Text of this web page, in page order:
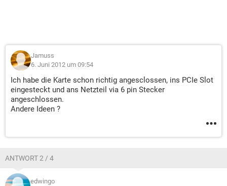
Jamuss
6. Juni 2012 um 09:54
Ich habe die Karte schon richtig angesclossen, ins PCIe Slot
eingesteckt und ans Netzteil via 6 pin Stecker
angeschlossen.
Andere Ideen ?
ANTWORT 2 / 4
edwingo